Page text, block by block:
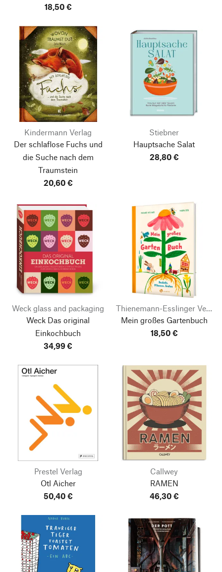
18,50 €
Kindermann Verlag
Der schlaflose Fuchs und
die Suche nach dem
Traumstein
20,60 €
Stiebner
Hauptsache Salat
28,80 €
Weck glass and packaging
Weck Das original
Einkochbuch
34,99 €
Thienemann-Esslinger Verlag
Mein großes Gartenbuch
18,50 €
Prestel Verlag
Otl Aicher
50,40 €
Callwey
RAMEN
46,30 €